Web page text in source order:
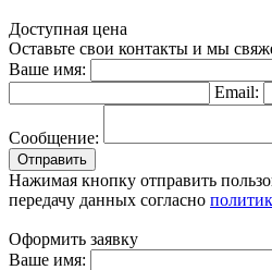
Доступная цена
Оставьте свои контакты и мы
Ваше имя:
Email:
Сообщение:
Отправить
Нажимая кнопку отправить
передачу данных согласно
Оформить заявку
Ваше имя: